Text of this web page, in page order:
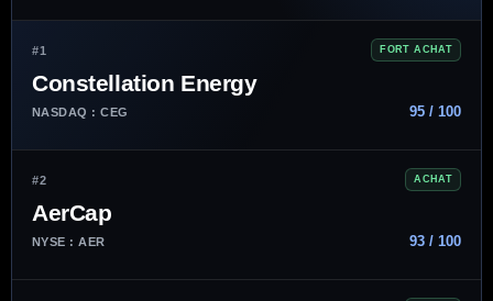
#1 FORT ACHAT
Constellation Energy
NASDAQ : CEG 95 / 100
#2 ACHAT
AerCap
NYSE : AER 93 / 100